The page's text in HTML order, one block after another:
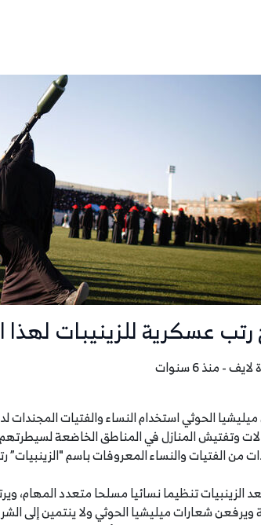
عسكرية للزينيبات
- منذ 6 سنوات
الحوثي استخدام النساء والفتيات
وتفتيش المنازل في المناطق الخاضعة
من الفتيات والنساء المعروفات باسم "الزينبيات”
الزينبيات تنظيما نسائيا مسلحا متعدد المهام،
ويرفعن شعارات ميليشيا الحوثي ولا ينتمين إلى